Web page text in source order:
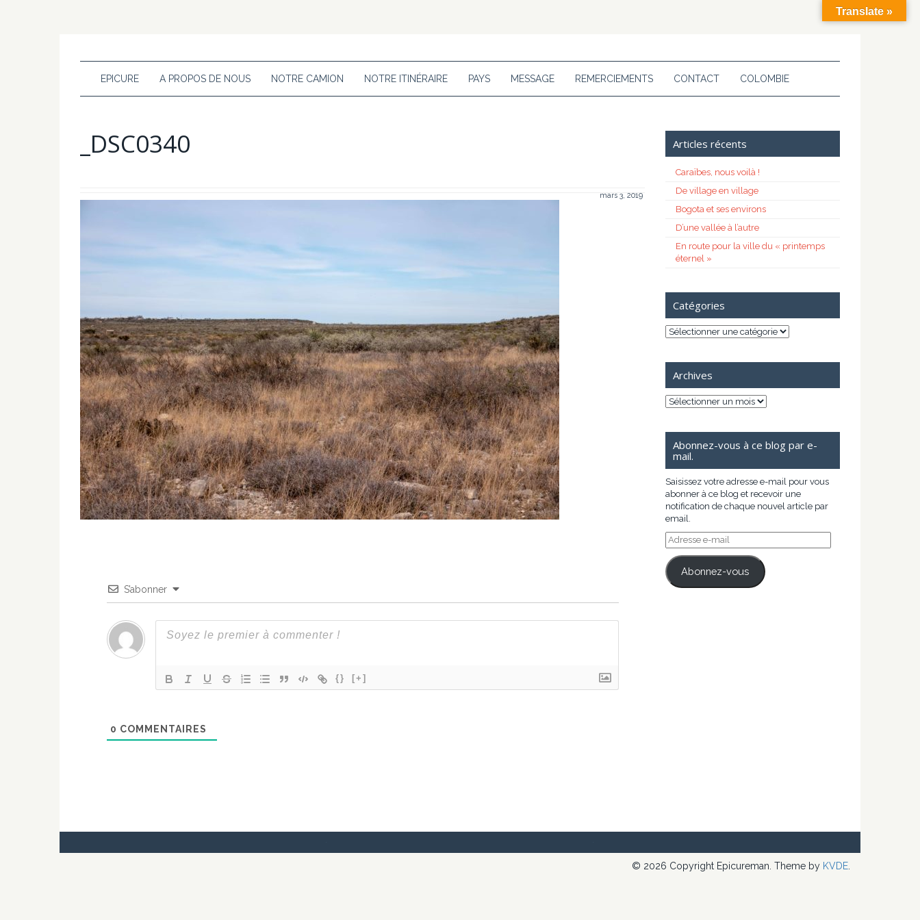
EPICURE A PROPOS DE NOUS NOTRE CAMION NOTRE ITINÉRAIRE PAYS MESSAGE REMERCIEMENTS CONTACT COLOMBIE
_DSC0340
mars 3, 2019
S’abonner
{} [+]
0 COMMENTAIRES
Articles récents
Caraïbes, nous voilà !
De village en village
Bogota et ses environs
D’une vallée à l’autre
En route pour la ville du « printemps
éternel »
Catégories
Catégories
Archives
Archives
Abonnez-vous à ce blog par e-
mail.
Saisissez votre adresse e-mail pour vous
abonner à ce blog et recevoir une
notification de chaque nouvel article par
email.
Adresse
e-
mail
Abonnez-vous
© 2026 Copyright Epicureman. Theme by KVDE
Translate »